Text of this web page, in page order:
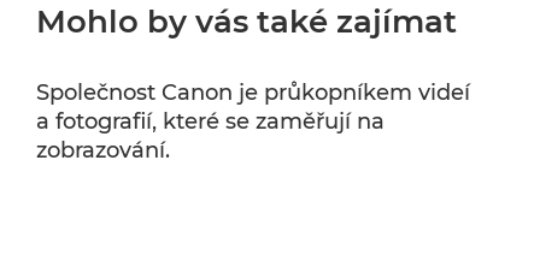
Mohlo by vás také zajímat
Společnost Canon je průkopníkem videí
a fotografií, které se zaměřují na
zobrazování.